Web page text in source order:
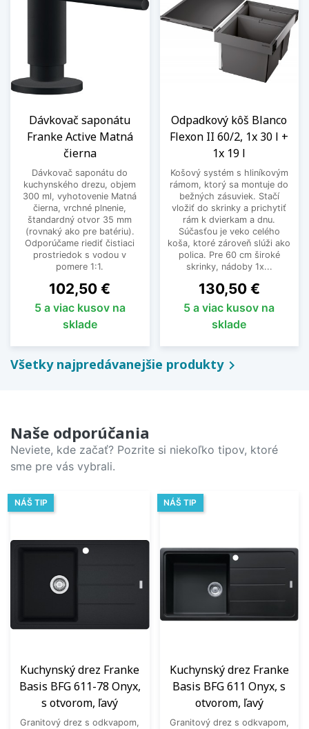
Dávkovač saponátu
Franke Active Matná
čierna
Dávkovač saponátu do
kuchynského drezu, objem
300 ml, vyhotovenie Matná
čierna, vrchné plnenie,
štandardný otvor 35 mm
(rovnaký ako pre batériu).
Odporúčame riediť čistiaci
prostriedok s vodou v
pomere 1:1.
Cena
102,50 €
5 a viac kusov na
sklade
Odpadkový kôš Blanco
Flexon II 60/2, 1x 30 l +
1x 19 l
Košový systém s hliníkovým
rámom, ktorý sa montuje do
bežných zásuviek. Stačí
vložiť do skrinky a prichytiť
rám k dvierkam a dnu.
Súčasťou je veko celého
koša, ktoré zároveň slúži ako
polica. Pre 60 cm široké
skrinky, nádoby 1x...
Cena
130,50 €
5 a viac kusov na
sklade
Všetky najpredávanejšie produkty
Naše odporúčania
Neviete, kde začať? Pozrite si niekoľko tipov, ktoré
sme pre vás vybrali.
Kuchynský drez Franke
Basis BFG 611-78 Onyx,
s otvorom, ľavý
Granitový drez s odkvapom,
NÁŠ TIP
Kuchynský drez Franke
Basis BFG 611 Onyx, s
otvorom, ľavý
Granitový drez s odkvapom,
NÁŠ TIP